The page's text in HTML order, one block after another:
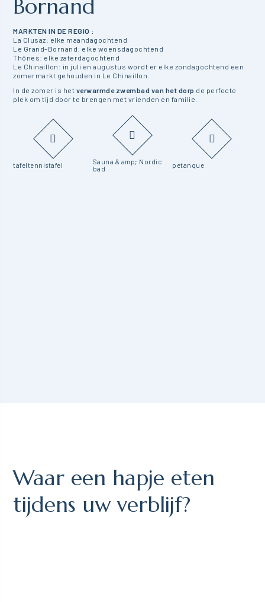
Bornand
MARKTEN IN DE REGIO :
La Clusaz: elke maandagochtend
Le Grand-Bornand: elke woensdagochtend
Thônes: elke zaterdagochtend
Le Chinaillon: in juli en augustus wordt er elke zondagochtend een
zomermarkt gehouden in Le Chinaillon.
In de zomer is het verwarmde zwembad van het dorp de perfecte
plek om tijd door te brengen met vrienden en familie.
tafeltennistafel
Sauna & amp; Nordic
bad
petanque
Waar een hapje eten
tijdens uw verblijf?